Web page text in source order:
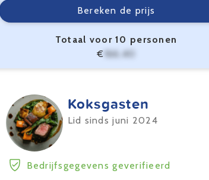
Bereken de prijs
Totaal voor 10 personen
€ 166,40
Koksgasten
Lid sinds juni 2024
Bedrijfsgegevens geverifieerd